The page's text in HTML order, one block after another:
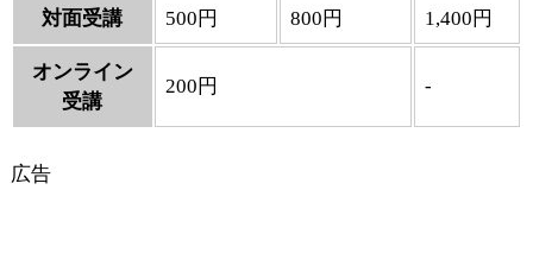
対面受講 500円 800円 1,400円
オンライン
受講
200円 -
広告